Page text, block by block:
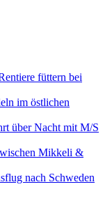
füttern bei
im östlichen
über Nacht mit M/S
Mikkeli &
nach Schweden